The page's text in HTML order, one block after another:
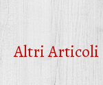
Altri Articoli